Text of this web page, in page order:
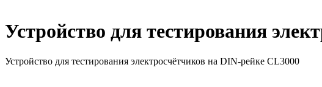
Устройство для тестирования
Устройство для тестирования электросчётчиков на DIN-рейке CL3000